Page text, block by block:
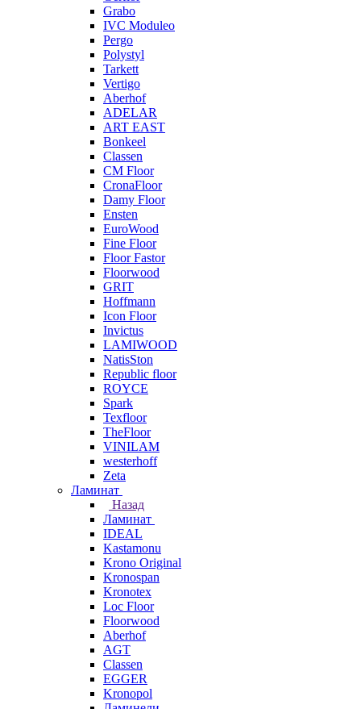
Grabo
IVC Moduleo
Pergo
Polystyl
Tarkett
Vertigo
Aberhof
ADELAR
ART EAST
Bonkeel
Classen
CM Floor
CronaFloor
Damy Floor
Ensten
EuroWood
Fine Floor
Floor Fastor
Floorwood
GRIT
Hoffmann
Icon Floor
Invictus
LAMIWOOD
NatisSton
Republic floor
ROYCE
Spark
Texfloor
TheFloor
VINILAM
westerhoff
Zeta
Ламинат
Назад
Ламинат
IDEAL
Kastamonu
Krono Original
Kronospan
Kronotex
Loc Floor
Floorwood
Aberhof
AGT
Classen
EGGER
Kronopol